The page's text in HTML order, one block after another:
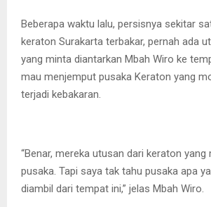
Beberapa waktu lalu, persisnya sekitar
keraton Surakarta terbakar, pernah ada
yang minta diantarkan Mbah Wiro ke
mau menjemput pusaka Keraton yang
terjadi kebakaran.
“Benar, mereka utusan dari keraton yang
pusaka. Tapi saya tak tahu pusaka apa
diambil dari tempat ini,” jelas Mbah Wiro.